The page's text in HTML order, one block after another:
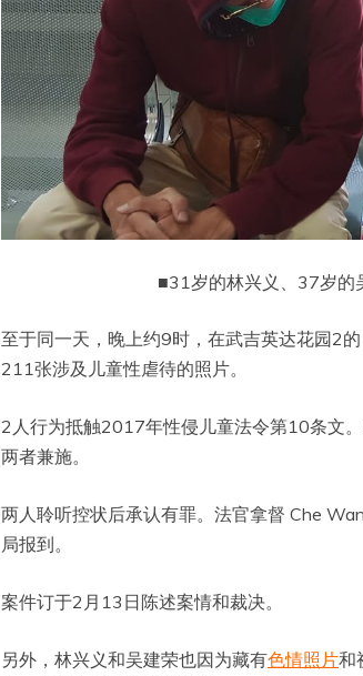
■31岁的林兴义、37岁的
至于同一天，晚上约9时，在武吉英达花园2
211张涉及儿童性虐待的照片。
2人行为抵触2017年性侵儿童法令第10条文
两者兼施。
两人聆听控状后承认有罪。法官拿督 Che
局报到。
案件订于2月13日陈述案情和裁决。
另外，林兴义和吴建荣也因为藏有色情照片和